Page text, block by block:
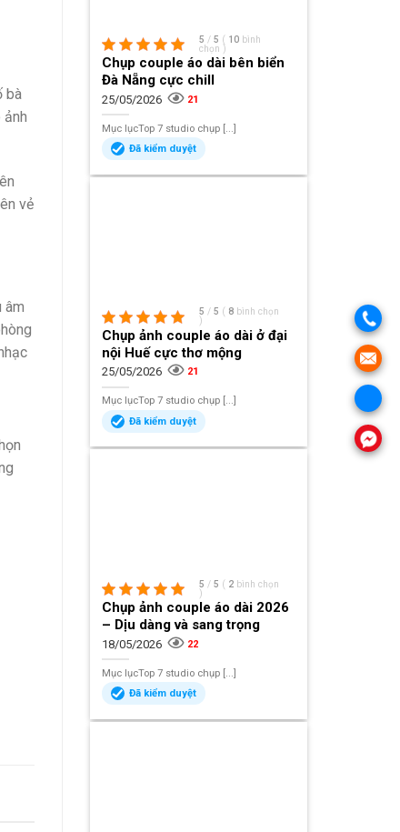
bà
vẻ
âm
5 / 5 ( 10 bình
chọn )
Chụp couple áo dài bên biển
Đà Nẵng cực chill
25/05/2026 21
Mục lụcTop 7 studio chụp [...]
Đã kiểm duyệt
5 / 5 ( 8 bình chọn
)
Chụp ảnh couple áo dài ở đại
nội Huế cực thơ mộng
25/05/2026 21
Mục lụcTop 7 studio chụp [...]
Đã kiểm duyệt
5 / 5 ( 2 bình chọn
)
Chụp ảnh couple áo dài 2026
– Dịu dàng và sang trọng
18/05/2026 22
Mục lụcTop 7 studio chụp [...]
Đã kiểm duyệt